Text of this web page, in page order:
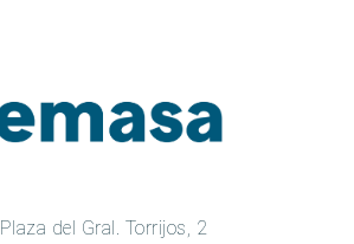
Plaza del Gral. Torrijos, 2